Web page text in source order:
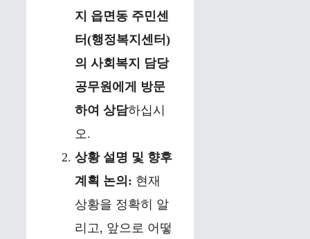
지 읍면동 주민센
터(행정복지센터)
의 사회복지 담당
공무원에게 방문
하여 상담하십시
오.
상황 설명 및 향후
계획 논의: 현재
상황을 정확히 알
리고, 앞으로 어떻